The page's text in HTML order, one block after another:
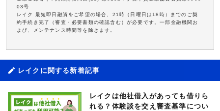
03号
レイク 最短即日融資をご希望の場合、21時（日曜日は18時）までのご契
約手続き完了（審査・必要書類の確認含む）が必要です。一部金融機関お
よび、メンテナンス時間等を除きます。
レイクに関する新着記事
レイクは他社借入があっても借りら
れる？体験談を交え審査基準につい